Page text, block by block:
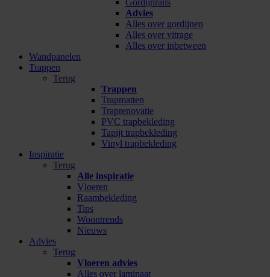
Gordijnrails
Advies
Alles over gordijnen
Alles over vitrage
Alles over inbetween
Wandpanelen
Trappen
Terug
Trappen
Trapmatten
Traprenovatie
PVC trapbekleding
Tapijt trapbekleding
Vinyl trapbekleding
Inspiratie
Terug
Alle inspiratie
Vloeren
Raambekleding
Tips
Woontrends
Nieuws
Advies
Terug
Vloeren advies
Alles over laminaat